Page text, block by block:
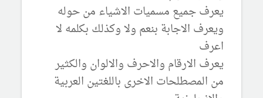
يعرف جميع مسميات الاشياء من حوله
ويعرف الاجابة بنعم ولا وكذلك بكلمه لا
اعرف
يعرف الارقام والاحرف والالوان والكثير
من المصطلحات الاخرى باللغتين العربية